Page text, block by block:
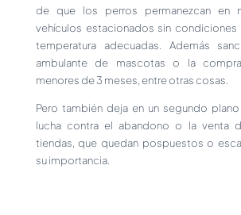
de que los perros permanezcan en
vehículos estacionados sin
temperatura adecuadas. Además
ambulante de mascotas o la
menores de 3 meses, entre otras cosas.
Pero también deja en un segundo
lucha contra el abandono o la venta
tiendas, que quedan pospuestos o
su importancia.